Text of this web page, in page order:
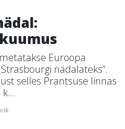
Euroopa
nädalateks“.
selles Prantsuse linnas